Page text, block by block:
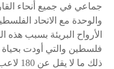
جماعي في جميع أنحاء
والوحدة مع الاتحاد
الأرواح البريئة بسبب هذه
فلسطين والتي أودت بحياة
ذلك ما لا يقل عن 180 لاعب كرة